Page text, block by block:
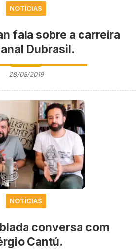
NOTÍCIAS
fala sobre a carreira
Dubrasil.
28/08/2019
NOTÍCIAS
conversa com
Cantú.